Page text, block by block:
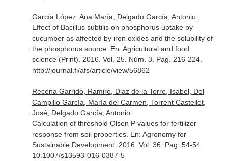
García López, Ana María, Delgado García, Antonio:
Effect of Bacillus subtilis on phosphorus uptake by
cucumber as affected by iron oxides and the solubility of
the phosphorus source. En: Agricultural and food
science (Print) . 2016. Vol. 25. Núm. 3. Pag. 216-224.
http://journal.fi/afs/article/view/56862
Recena Garrido, Ramiro, Diaz de la Torre, Isabel, Del
Campillo García, María del Carmen, Torrent Castellet,
José, Delgado García, Antonio:
Calculation of threshold Olsen P values for fertilizer
response from soil properties. En: Agronomy for
Sustainable Development. 2016. Vol. 36. Pag. 54-54.
10.1007/s13593-016-0387-5